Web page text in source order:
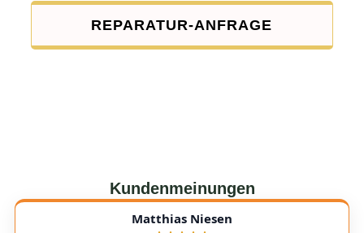
REPARATUR-ANFRAGE
Kundenmeinungen
Matthias Niesen